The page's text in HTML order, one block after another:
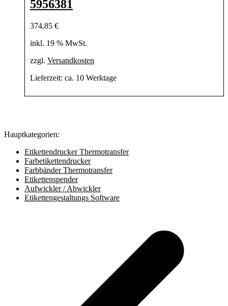
5956381
374,85 €
inkl. 19 % MwSt.
zzgl. Versandkosten
Lieferzeit: ca. 10 Werktage
Hauptkategorien:
Etikettendrucker Thermotransfer
Farbetikettendrucker
Farbbänder Thermotransfer
Etikettenspender
Aufwickler / Abwickler
Etikettengestaltungs Software